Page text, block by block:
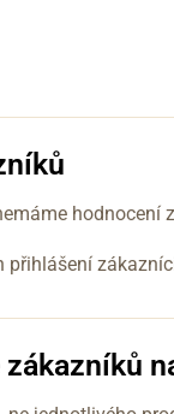
hodnocení
přihlášení